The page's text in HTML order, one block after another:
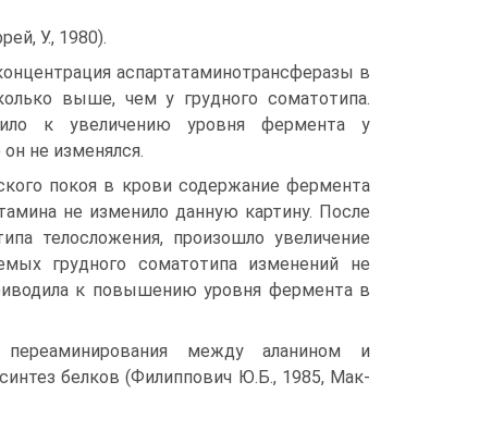
У., 1980).
аспартатаминотрансферазы в
выше, чем у грудного соматотипа.
к увеличению уровня фермента у
не изменялся.
покоя в крови содержание фермента
не из­менило данную картину. После
телосложения, произошло увеличение
грудного соматотипа изменений не
к повышению уровня фермента в
между аланином и
белков (Филиппович Ю.Б., 1985, Мак-